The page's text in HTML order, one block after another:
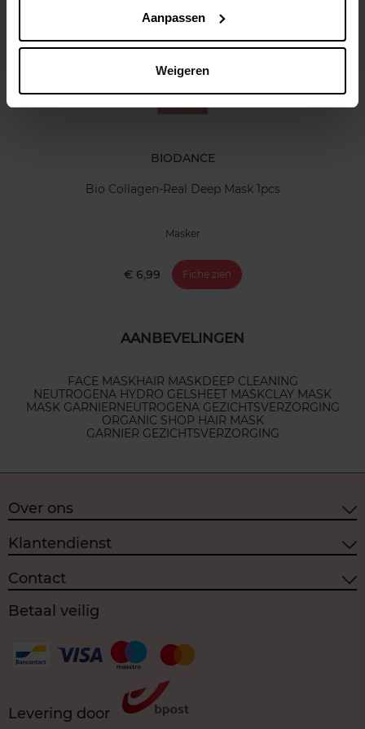
Aanpassen
Weigeren
BIODANCE
Bio Collagen-Real Deep Mask 1pcs
Masker
€ 6,99 Fiche zien
AANBEVELINGEN
FACE MASKHAIR MASKDEEP CLEANING
NEUTROGENA HYDRO GELSHEET MASKCLAY MASK
MASK GARNIERNEUTROGENA GEZICHTSVERZORGING
ORGANIC SHOP HAIR MASK
GARNIER GEZICHTSVERZORGING
Over ons
Klantendienst
Contact
Betaal veilig
Levering door